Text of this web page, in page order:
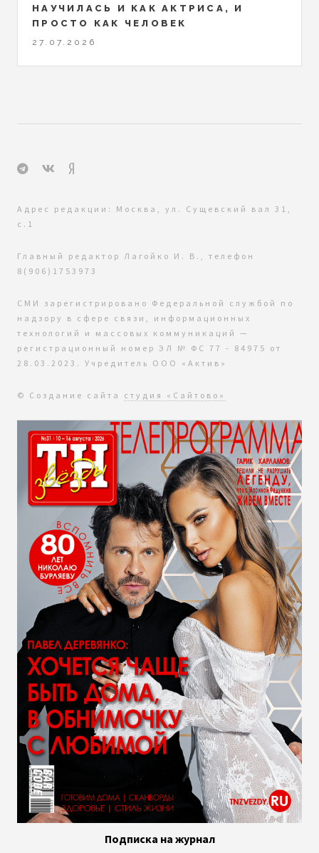
НАУЧИЛАСЬ И КАК АКТРИСА, И
ПРОСТО КАК ЧЕЛОВЕК
27.07.2026
Адрес редакции: Москва, ул. Сущевский вал 31,
с.1
Главный редактор Лагойко И. В., телефон
8(906)1753973
СМИ зарегистрировано Федеральной службой по
надзору в сфере связи, информационных
технологий и массовых коммуникаций —
регистрационный номер ЭЛ № ФС 77 - 84975 от
28.03.2023. Учредитель ООО «Актив»
© Создание сайта студия «Сайтово»
Подписка на журнал